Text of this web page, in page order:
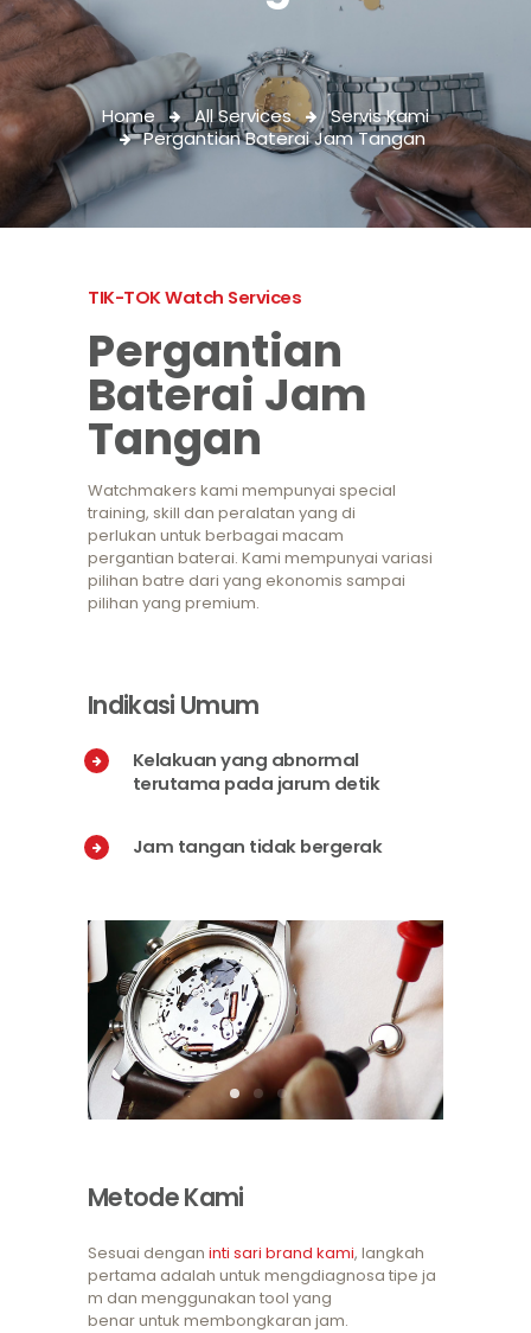
Home All Services
Servis Kami
Pergantian Baterai Jam Tangan
TIK-TOK Watch Services
Pergantian
Baterai Jam
Tangan
Watchmakers kami mempunyai special
training, skill dan peralatan yang di
perlukan untuk berbagai macam
pergantian baterai. Kami mempunyai variasi
pilihan batre dari yang ekonomis sampai
pilihan yang premium.
Indikasi Umum
Kelakuan yang abnormal
terutama pada jarum detik
Jam tangan tidak bergerak
Metode Kami
Sesuai dengan inti sari brand kami, langkah
pertama adalah untuk mengdiagnosa tipe ja
m dan menggunakan tool yang
benar untuk membongkaran jam.